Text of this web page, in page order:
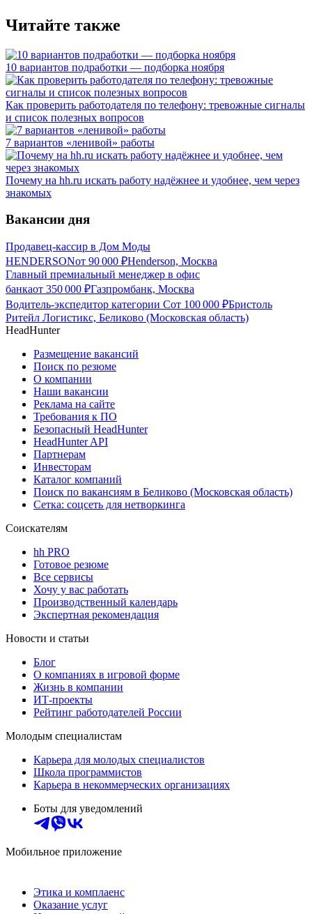
Читайте также
10 вариантов подработки — подборка ноября
Как проверить работодателя по телефону: тревожные сигналы
и список полезных вопросов
7 вариантов «ленивой» работы
Почему на hh.ru искать работу надёжнее и удобнее, чем через
знакомых
Вакансии дня
Продавец-кассир в Дом Моды
HENDERSONот 90 000 ₽Henderson, Москва
Главный премиальный менеджер в офис
банкаот 350 000 ₽Газпромбанк, Москва
Водитель-экспедитор категории Сот 100 000 ₽Бристоль
Ритейл Логистикс, Беликово (Московская область)
HeadHunter
Размещение вакансий
Поиск по резюме
О компании
Наши вакансии
Реклама на сайте
Требования к ПО
Безопасный HeadHunter
HeadHunter API
Партнерам
Инвесторам
Каталог компаний
Поиск по вакансиям в Беликово (Московская область)
Сетка: соцсеть для нетворкинга
Соискателям
hh PRO
Готовое резюме
Все сервисы
Хочу у вас работать
Производственный календарь
Экспертная рекомендация
Новости и статьи
Блог
О компаниях в игровой форме
Жизнь в компании
ИТ-проекты
Рейтинг работодателей России
Молодым специалистам
Карьера для молодых специалистов
Школа программистов
Карьера в некоммерческих организациях
Боты для уведомлений
Мобильное приложение
Этика и комплаенс
Оказание услуг